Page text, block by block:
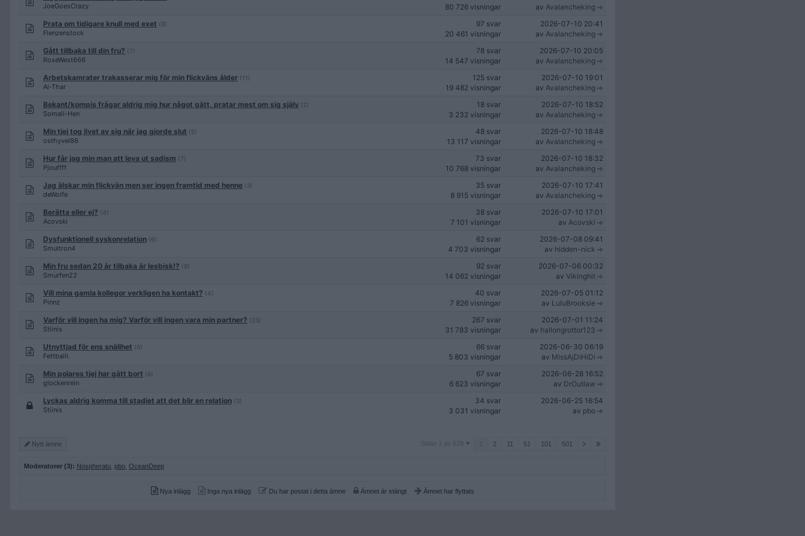
JoeGoesCrazy
80 726 visningar
av Avalancheking
Prata om tidigare knull med exet (9)
Flenzenstock
97 svar
20 461 visningar
2026-07-10 20:41
av Avalancheking
Gått tillbaka till din fru? (7)
RoseWest666
78 svar
14 547 visningar
2026-07-10 20:05
av Avalancheking
Arbetskamrater trakasserar mig för min flickväns ålder (11)
Al-Thar
125 svar
19 482 visningar
2026-07-10 19:01
av Avalancheking
Bekant/kompis frågar aldrig mig hur något gått, pratar mest om sig själv (2)
Somali-Hen
18 svar
3 232 visningar
2026-07-10 18:52
av Avalancheking
Min tjej tog livet av sig när jag gjorde slut (5)
osthyvel86
48 svar
13 117 visningar
2026-07-10 18:48
av Avalancheking
Hur får jag min man att leva ut sadism (7)
Pjouffff
73 svar
10 768 visningar
2026-07-10 18:32
av Avalancheking
Jag älskar min flickvän men ser ingen framtid med henne (3)
deWolfe
35 svar
8 915 visningar
2026-07-10 17:41
av Avalancheking
Berätta eller ej? (4)
Acovski
38 svar
7 101 visningar
2026-07-10 17:01
av Acovski
Dysfunktionell syskonrelation (6)
Smultron4
62 svar
4 703 visningar
2026-07-08 09:41
av hidden-nick
Min fru sedan 20 år tilbaka är lesbisk!? (8)
Smurfen22
92 svar
14 062 visningar
2026-07-06 00:32
av Vikinghit
Vill mina gamla kollegor verkligen ha kontakt? (4)
Pinnz
40 svar
7 826 visningar
2026-07-05 01:12
av LuluBrooksie
Varför vill ingen ha mig? Varför vill ingen vara min partner? (23)
Stiinis
267 svar
31 783 visningar
2026-07-01 11:24
av hallongrottor123
Utnyttjad för ens snällhet (6)
Fettballl.
66 svar
5 803 visningar
2026-06-30 06:19
av MissAjDiHiDi
Min polares tjej har gått bort (6)
glockenrein
67 svar
6 623 visningar
2026-06-28 16:52
av DrOutlaw
Lyckas aldrig komma till stadiet att det blir en relation (3)
Stiinis
34 svar
3 031 visningar
2026-06-25 16:54
av pbo
Nytt ämne
Sidan
Sidan 1 av 639 2 11 51 101 501
Moderatorer (3): Nospheratu pbo OceanDeep
Nya inlägg Inga nya inlägg Du har postat i detta ämne Ämnet är stängt Ämnet har flyttats